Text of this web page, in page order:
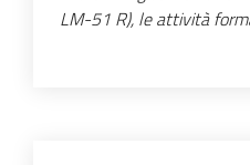
LM-51 R), le attività